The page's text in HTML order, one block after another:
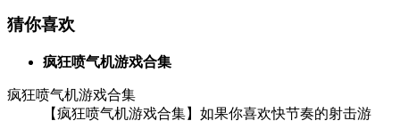
猜你喜欢
疯狂喷气机游戏合集
疯狂喷气机游戏合集
【疯狂喷气机游戏合集】如果你喜欢快节奏的射击游